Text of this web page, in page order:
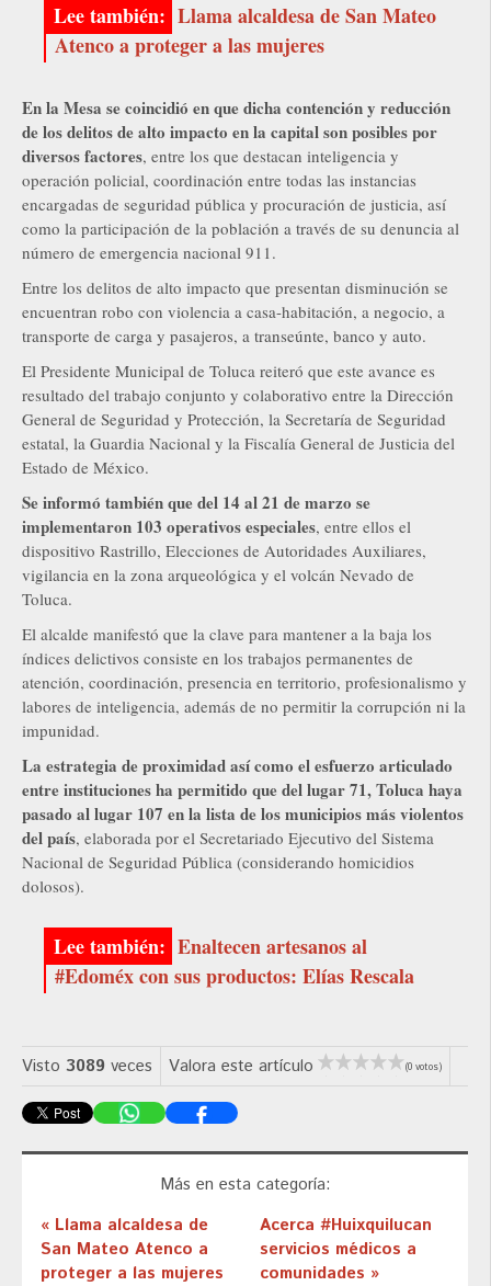
Llama alcaldesa de San Mateo
Atenco a proteger a las mujeres
En la Mesa se coincidió en que dicha contención y reducción
de los delitos de alto impacto en la capital son posibles por
diversos factores, entre los que destacan inteligencia y
operación policial, coordinación entre todas las instancias
encargadas de seguridad pública y procuración de justicia, así
como la participación de la población a través de su denuncia al
número de emergencia nacional 911.
Entre los delitos de alto impacto que presentan disminución se
encuentran robo con violencia a casa-habitación, a negocio, a
transporte de carga y pasajeros, a transeúnte, banco y auto.
El Presidente Municipal de Toluca reiteró que este avance es
resultado del trabajo conjunto y colaborativo entre la Dirección
General de Seguridad y Protección, la Secretaría de Seguridad
estatal, la Guardia Nacional y la Fiscalía General de Justicia del
Estado de México.
Se informó también que del 14 al 21 de marzo se
implementaron 103 operativos especiales, entre ellos el
dispositivo Rastrillo, Elecciones de Autoridades Auxiliares,
vigilancia en la zona arqueológica y el volcán Nevado de
Toluca.
El alcalde manifestó que la clave para mantener a la baja los
índices delictivos consiste en los trabajos permanentes de
atención, coordinación, presencia en territorio, profesionalismo y
labores de inteligencia, además de no permitir la corrupción ni la
impunidad.
La estrategia de proximidad así como el esfuerzo articulado
entre instituciones ha permitido que del lugar 71, Toluca haya
pasado al lugar 107 en la lista de los municipios más violentos
del país, elaborada por el Secretariado Ejecutivo del Sistema
Nacional de Seguridad Pública (considerando homicidios
dolosos).
Enaltecen artesanos al
#Edoméx con sus productos: Elías Rescala
Visto 3089 veces Valora este artículo (0 votos)
Más en esta categoría:
« Llama alcaldesa de
San Mateo Atenco a
proteger a las mujeres
Acerca #Huixquilucan
servicios médicos a
comunidades »